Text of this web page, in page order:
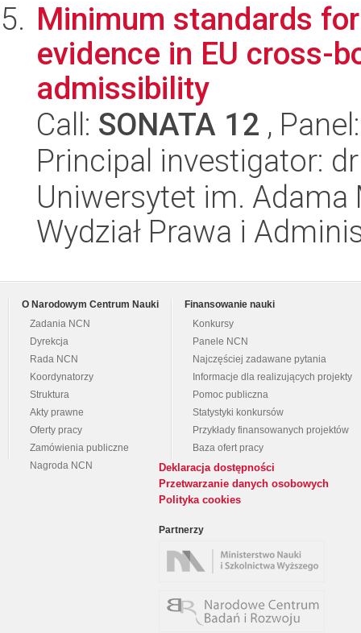
Minimum standards
evidence in EU cross-
admissibility
Call: SONATA 12 ,
Principal investigator:
Uniwersytet im.
Wydział Prawa i
O Narodowym Centrum Nauki
Zadania NCN
Dyrekcja
Rada NCN
Koordynatorzy
Struktura
Akty prawne
Oferty pracy
Zamówienia publiczne
Nagroda NCN
Finansowanie nauki
Konkursy
Panele NCN
Najczęściej zadawane pytania
Informacje dla realizujących projekty
Pomoc publiczna
Statystyki konkursów
Przykłady finansowanych projektów
Baza ofert pracy
Deklaracja dostępności
Przetwarzanie danych osobowych
Polityka cookies
Partnerzy